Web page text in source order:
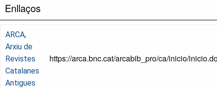
Enllaços
ARCA,
Arxiu de
Revistes
Catalanes
Antigues
https://arca.bnc.cat/arcabib_pro/ca/inicio/